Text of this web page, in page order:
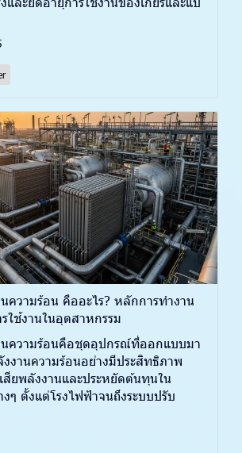
ความร้อน คืออะไร? หลักการทำงาน
ใช้งานในอุตสาหกรรม
นความร้อนคือชุดอุปกรณ์ที่ออกแบบมา
งานความร้อนอย่างมีประสิทธิภาพ
ยพลังงานและประหยัดต้นทุนใน
ๆ ตั้งแต่โรงไฟฟ้าจนถึงระบบปรับ